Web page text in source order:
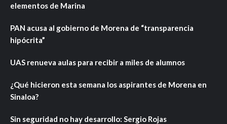
elementos de Marina
PAN acusa al gobierno de Morena de “transparencia
hipócrita”
UAS renueva aulas para recibir a miles de alumnos
¿Qué hicieron esta semana los aspirantes de Morena en
Sinaloa?
Sin seguridad no hay desarrollo: Sergio Rojas